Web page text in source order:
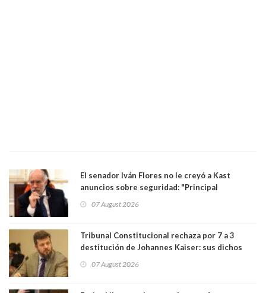
El senador Iván Flores no le creyó a Kast
anuncios sobre seguridad: "Principal
perseguir ruta del dinero y levantar secreto
07 August 2026
Tribunal Constitucional rechaza por 7 a 3
destitución de Johannes Kaiser: sus dichos
justicia constitucional porque no es diputado
07 August 2026